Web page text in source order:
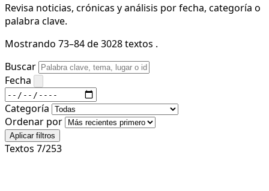
Revisa noticias, crónicas y análisis por fecha, categoría o
palabra clave.
Mostrando 73–84 de 3028 textos .
Buscar
Fecha
Categoría
Ordenar por
Aplicar filtros
Textos 7/253